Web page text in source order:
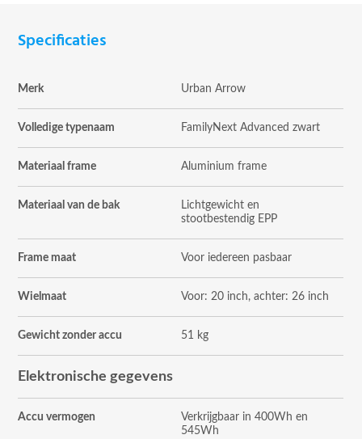
Specificaties
Merk Urban Arrow
Volledige typenaam FamilyNext Advanced zwart
Materiaal frame Aluminium frame
Materiaal van de bak
Lichtgewicht en
stootbestendig EPP
Frame maat Voor iedereen pasbaar
Wielmaat Voor: 20 inch, achter: 26 inch
Gewicht zonder accu 51 kg
Elektronische gegevens
Accu vermogen
Verkrijgbaar in 400Wh en
545Wh